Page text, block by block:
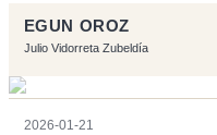
EGUN OROZ
Julio Vidorreta Zubeldía
2026-01-21